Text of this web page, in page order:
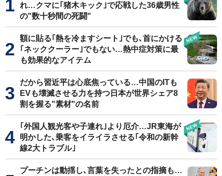
れ…クマに｢猪木キック｣で応戦した36歳男性
の"数十秒間の死闘"
額に貼る｢熱を冷ますシート｣でも､首にかける
｢ネッククーラー｣でもない…熱中症対策に最
も効果的なアイテム
だから習近平は心底焦っている…中国のITも
EVも壊滅させる力を持つ日本が世界シェア8
割を握る"素材"の名前
｢外国人観光客や子連れ｣より厄介…JR東海が
明かした､乗客をイライラさせる｢令和の新幹
線2大トラブル｣
プーチンは動揺し､言葉を失ったとの指摘も…